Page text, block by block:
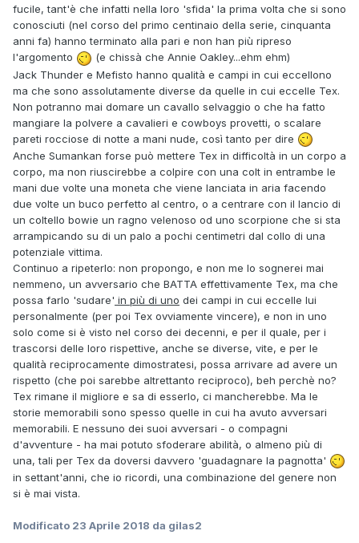
fucile, tant'è che infatti nella loro 'sfida' la prima volta che si sono
conosciuti (nel corso del primo centinaio della serie, cinquanta
anni fa) hanno terminato alla pari e non han più ripreso
l'argomento
(e chissà che Annie Oakley...ehm ehm)
Jack Thunder e Mefisto hanno qualità e campi in cui eccellono
ma che sono assolutamente diverse da quelle in cui eccelle Tex.
Non potranno mai domare un cavallo selvaggio o che ha fatto
mangiare la polvere a cavalieri e cowboys provetti, o scalare
pareti rocciose di notte a mani nude, così tanto per dire
Anche Sumankan forse può mettere Tex in difficoltà in un corpo a
corpo, ma non riuscirebbe a colpire con una colt in entrambe le
mani due volte una moneta che viene lanciata in aria facendo
due volte un buco perfetto al centro, o a centrare con il lancio di
un coltello bowie un ragno velenoso od uno scorpione che si sta
arrampicando su di un palo a pochi centimetri dal collo di una
potenziale vittima.
Continuo a ripeterlo: non propongo, e non me lo sognerei mai
nemmeno, un avversario che BATTA effettivamente Tex, ma che
possa farlo 'sudare' in più di uno dei campi in cui eccelle lui
personalmente (per poi Tex ovviamente vincere), e non in uno
solo come si è visto nel corso dei decenni, e per il quale, per i
trascorsi delle loro rispettive, anche se diverse, vite, e per le
qualità reciprocamente dimostratesi, possa arrivare ad avere un
rispetto (che poi sarebbe altrettanto reciproco), beh perchè no?
Tex rimane il migliore e sa di esserlo, ci mancherebbe. Ma le
storie memorabili sono spesso quelle in cui ha avuto avversari
memorabili. E nessuno dei suoi avversari - o compagni
d'avventure - ha mai potuto sfoderare abilità, o almeno più di
una, tali per Tex da doversi davvero 'guadagnare la pagnotta'
in settant'anni, che io ricordi, una combinazione del genere non
si è mai vista.
Modificato 23 Aprile 2018 da gilas2